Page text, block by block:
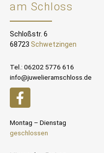
am Schloss
Schloßstr. 6
68723 Schwetzingen
Tel.: 06202 5776 616
info@juwelieramschloss.de
Montag – Dienstag
geschlossen